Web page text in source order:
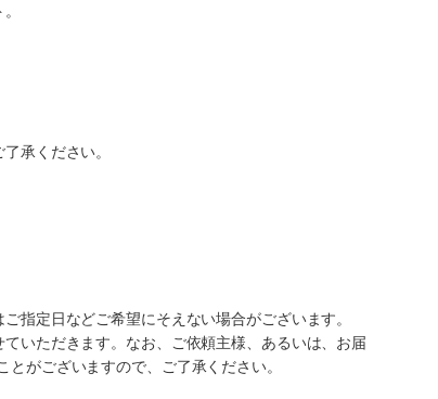
承ください。
指定日などご希望にそえない場合がございます。
いただきます。なお、ご依頼主様、あるいは、お届
がございますので、ご了承ください。